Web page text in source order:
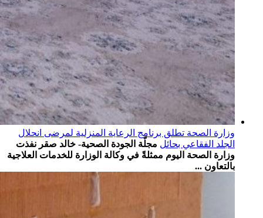
وزارة الصحة تطلق برنامج الرعاية المنزلية لمرضى انحلال
الجلد الفقاعي بحائل مجلّة الجودة الصحية- خالد صقر نفذت
وزارة الصحة اليوم ممثلةً في وكالة الوزارة للخدمات العلاجية
بالتعاون ...